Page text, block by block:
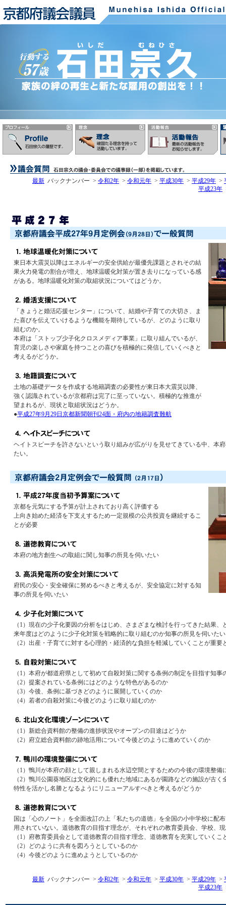
最新 バックナンバー > 令和2年 > 令和元年 > 平成30年 > 平成29年 >
平成23年
東日本大震災以降はエネルギーの安全供給が最優先課題とされその結
果火力発電の割合が増え、地球温暖化対策が置き去りになっている感
がある。地球温暖化対策の取組状況についてはどうか。
「きょうと婚活応援センター」について、結婚や子育ての大切さ、ま
た喜びを伝えていけるような機能を期待しているが、どのように取り
組むのか。
本府は「ストップ少子化クロスメディア事業」に取り組んでいるが、
育児の楽しさや家庭を持つことの喜びを積極的に発信していくべきと
考えるがどうか。
土地の基礎データを作成する地籍調査の必要性が東日本大震災以降、
強く認識されているが京都府は完了に至っていない。積極的な推進が
望まれるが、現状と取組状況はどうか。
●平成27年9月29日京都新聞朝刊24面・府内の地籍調査難航
ヘイトスピーチを許さないという取り組みが広がりを見せてきている中、本
たい。
京都を元気にする予算が計上されており高く評価する
上向き始めた経済を下支えするため一定規模の公共投資を継続するこ
とが必要
本府の地方創生への取組に関し知事の所見を伺いたい
府民の安心・安全確保に努めるべきと考えるが、安全協定に対する知
事の所見を伺いたい
（1）現在の少子化要因の分析をはじめ、さまざまな検討を行ってきた結果、
来年度はどのように少子化対策を戦略的に取り組むのか知事の所見を伺いたい
（2）出産・子育てに対する心理的・経済的な負担を軽減していくことが重要
（1）本府が都道府県として初めて自殺対策に関する条例の制定を目指す知事
（2）提案されている条例にはどのような特色があるのか
（3）今後、条例に基づきどのように展開していくのか
（4）若者の自殺対策に今後どのように取り組むのか
（1）新総合資料館の整備の進捗状況やオープンの目途はどうか
（2）府立総合資料館の跡地活用について今後どのように進めていくのか
（1）鴨川が本府の顔として親しまれる水辺空間とするための今後の環境整備
（2）鴨川公園葵地区は文化的にも優れた地域にあるが園路などの施設が古
特性を活かし名勝となるようにリニューアルすべきと考えるがどうか
国は「心のノート」を全面改訂の上「私たちの道徳」を全国の小中学校に配
用されていない。道徳教育の目指す理念が、それぞれの教育委員会、学校、
（1）府教育委員会として道徳教育の目指す理念、道徳教育を充実していく
（2）どのように共有を図ろうとしているのか
（4）今後どのように進めようとしているのか
最新 バックナンバー > 令和2年 > 令和元年 > 平成30年 > 平成29年 >
平成23年